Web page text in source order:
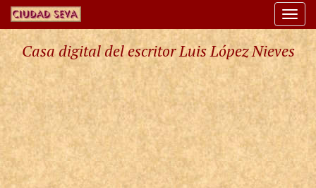
Casa digital del escritor Luis López Nieves